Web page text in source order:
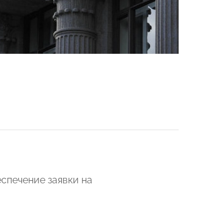
заявки на